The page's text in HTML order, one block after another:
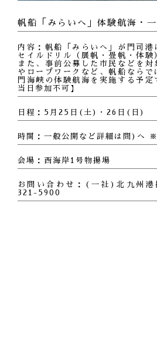
帆船「みらいへ」体験航海・一
内容：帆船「みらいへ」が門司港
セイルドリル（展帆・畳帆・体験
また、事前公募した市民などを対
やロープワークなど、帆船ならで
門海峡の体験航海を実施する予
当日参加不可】
日程：5月25日(土)・26日(日)
時間：一般公開など詳細は問)へ
会場：西海岸1号物揚場
お問い合わせ：(一社)北九州
321-5900